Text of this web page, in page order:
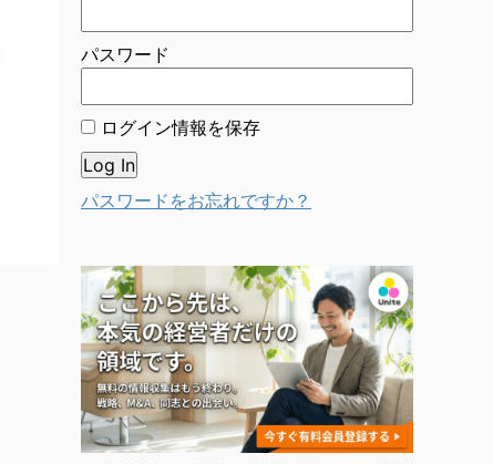
パスワード
ログイン情報を保存
パスワードをお忘れですか？